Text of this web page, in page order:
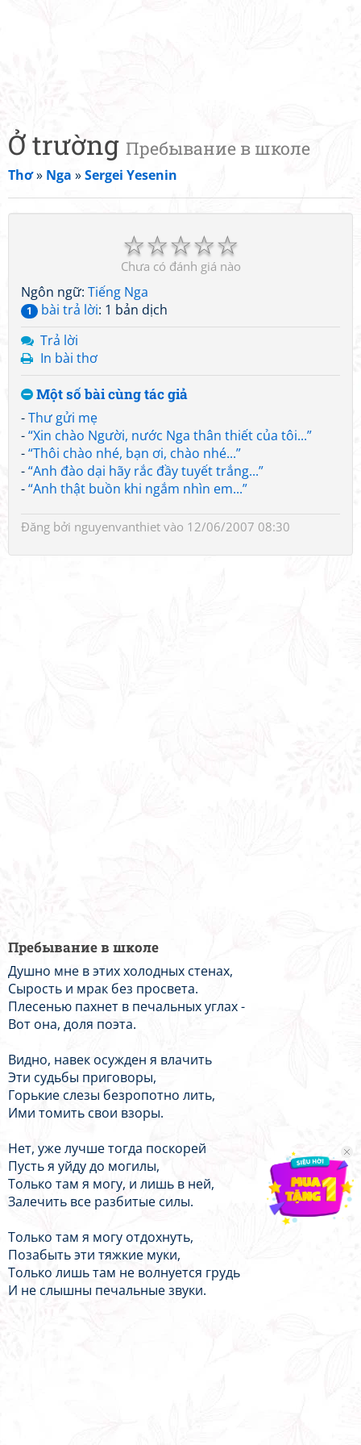
Ở trường Пребывание в школе
Thơ» Nga »Sergei Yesenin
☆
☆
☆
☆
☆
Chưa có đánh giá nào
Ngôn ngữ: Tiếng Nga
1 bài trả lời: 1 bản dịch
Trả lời
In bài thơ
Một số bài cùng tác giả
-Thư gửi mẹ
-“Xin chào Người, nước Nga thân thiết của tôi...”
-“Thôi chào nhé, bạn ơi, chào nhé...”
-“Anh đào dại hãy rắc đầy tuyết trắng...”
-“Anh thật buồn khi ngắm nhìn em...”
Đăng bởi nguyenvanthiet vào 12/06/2007 08:30
Пребывание в школе
Душно мне в этих холодных стенах,
Сырость и мрак без просвета.
Плесенью пахнет в печальных углах -
Вот она, доля поэта.
Видно, навек осужден я влачить
Эти судьбы приговоры,
Горькие слезы безропотно лить,
Ими томить свои взоры.
Нет, уже лучше тогда поскорей
Пусть я уйду до могилы,
Только там я могу, и лишь в ней,
Залечить все разбитые силы.
Только там я могу отдохнуть,
Позабыть эти тяжкие муки,
Только лишь там не волнуется грудь
И не слышны печальные звуки.